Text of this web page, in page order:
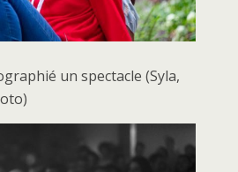
un spectacle (Syla,